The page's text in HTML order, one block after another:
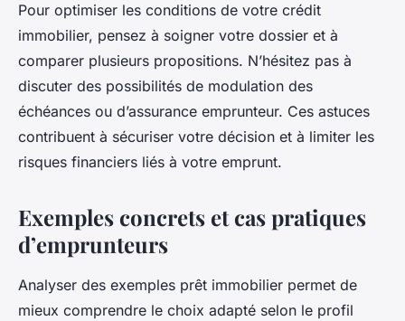
Pour optimiser les conditions de votre crédit
immobilier, pensez à soigner votre dossier et à
comparer plusieurs propositions. N’hésitez pas à
discuter des possibilités de modulation des
échéances ou d’assurance emprunteur. Ces astuces
contribuent à sécuriser votre décision et à limiter les
risques financiers liés à votre emprunt.
Exemples concrets et cas pratiques
d’emprunteurs
Analyser des exemples prêt immobilier permet de
mieux comprendre le choix adapté selon le profil